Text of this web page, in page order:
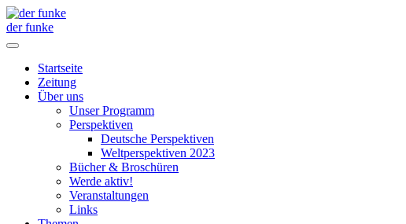
der funke
Startseite
Zeitung
Über uns
Unser Programm
Perspektiven
Deutsche Perspektiven
Weltperspektiven 2023
Bücher & Broschüren
Werde aktiv!
Veranstaltungen
Links